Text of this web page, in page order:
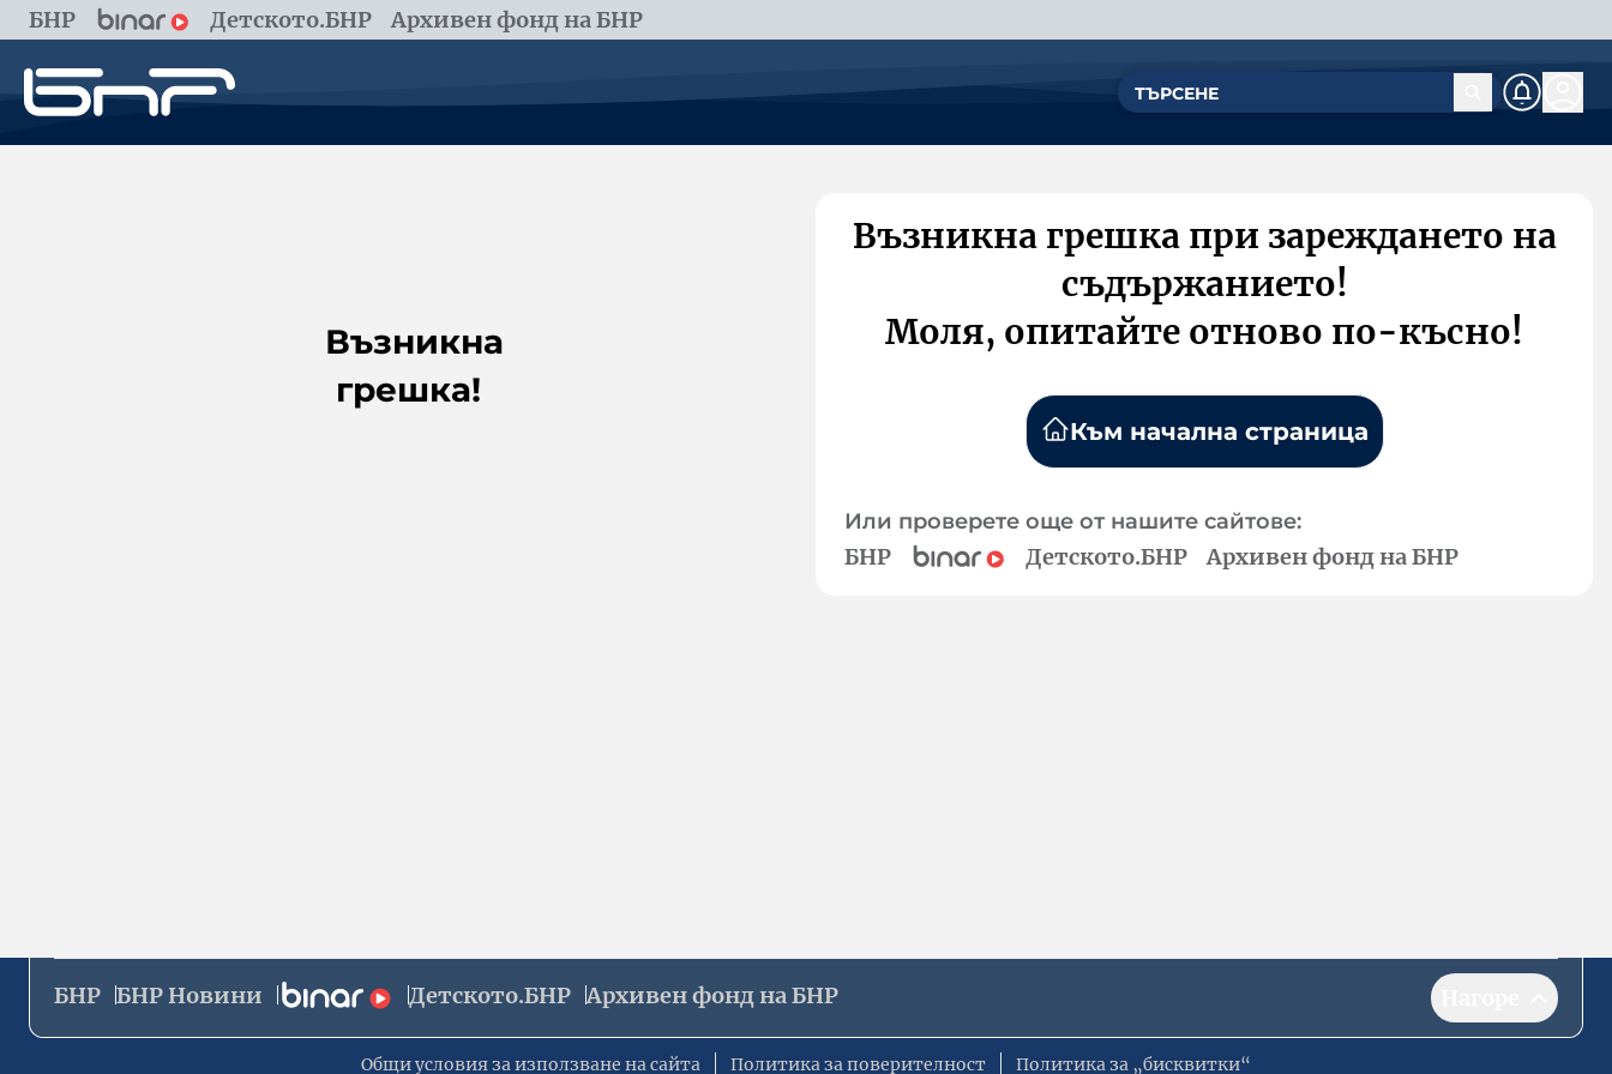
БНР Детското.БНР Архивен фонд на БНР
Възникна
грешка!
Възникна грешка при зареждането на
съдържанието!
Моля, опитайте отново по-късно!
Към начална страница
Или проверете още от нашите сайтове:
БНР Детското.БНР Архивен фонд на БНР
БНР БНР Новини Детското.БНР Архивен фонд на БНР
Общи условия за използване на сайта Политика за поверителност Политика за „бисквитки“